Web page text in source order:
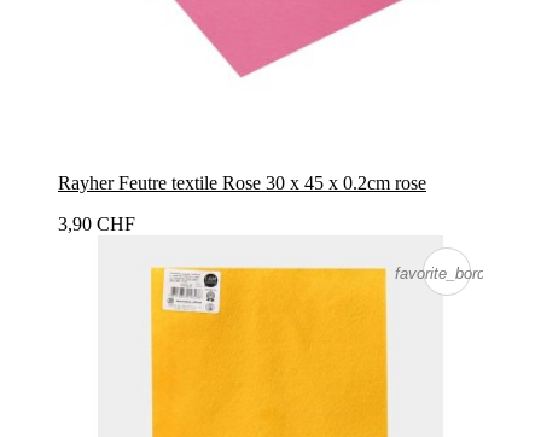
Rayher Feutre textile Rose 30 x 45 x 0.2cm rose
3,90 CHF
favorite_border